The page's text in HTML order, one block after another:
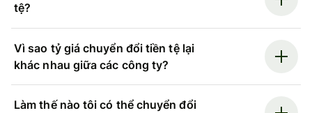
tệ?
Vì sao tỷ giá chuyển đổi tiền tệ lại
khác nhau giữa các công ty?
Làm thế nào tôi có thể chuyển đổi